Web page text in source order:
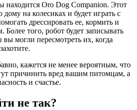
находится Oro Dog Companion. Этот
дому на колесиках и будет играть с
дрессировать ее, кормить и
Более того, робот будет записывать
могли пересмотреть их, когда
кажется не менее вероятным, что
причинить вред вашим питомцам, а
и счастье.
не так?